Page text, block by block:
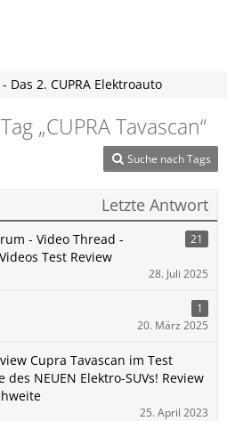
Das 2. CUPRA Elektroauto
„CUPRA Tavascan“
Suche nach Tags
Letzte Antwort
- Video Thread -
Test Review
21
28. Juli 2025
1
20. März 2025
Cupra Tavascan im Test
NEUEN Elektro-SUVs! Review
25. April 2023